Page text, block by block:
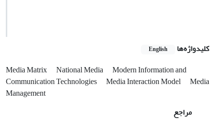
کلیدواژه‌ها English
Media Matrix National Media
Modern Information and
Communication Technologies
Media Interaction Model
Media
Management
مراجع